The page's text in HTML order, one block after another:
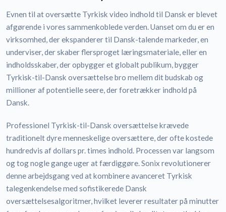
Evnen til at oversætte Tyrkisk video indhold til Dansk er blevet
afgørende i vores sammenkoblede verden. Uanset om du er en
virksomhed, der ekspanderer til Dansk-talende markeder, en
underviser, der skaber flersproget læringsmateriale, eller en
indholdsskaber, der opbygger et globalt publikum, bygger
Tyrkisk-til-Dansk oversættelse bro mellem dit budskab og
millioner af potentielle seere, der foretrækker indhold på
Dansk.
Professionel Tyrkisk-til-Dansk oversættelse krævede
traditionelt dyre menneskelige oversættere, der ofte kostede
hundredvis af dollars pr. times indhold. Processen var langsom
og tog nogle gange uger at færdiggøre. Sonix revolutionerer
denne arbejdsgang ved at kombinere avanceret Tyrkisk
talegenkendelse med sofistikerede Dansk
oversættelsesalgoritmer, hvilket leverer resultater på minutter